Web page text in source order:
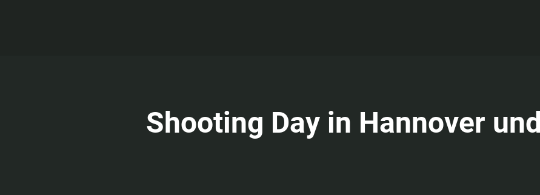
Shooting Day in Hannover